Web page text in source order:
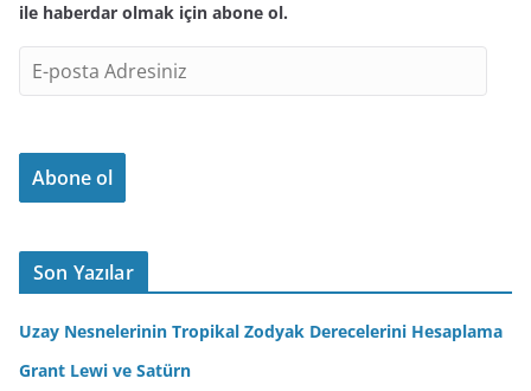
ile haberdar olmak için abone ol.
-
o
t
d
r
Abone ol
Son Yazılar
Uzay Nesnelerinin Tropikal Zodyak Derecelerini Hesaplama
Grant Lewi ve Satürn